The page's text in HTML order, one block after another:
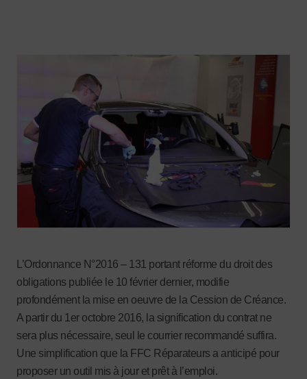
L’Ordonnance N°2016 – 131 portant réforme du droit des
obligations publiée le 10 février dernier, modifie
profondément la mise en oeuvre de la Cession de Créance.
A partir du 1 er octobre 2016, la signification du contrat ne
sera plus nécessaire, seul le courrier recommandé suffira.
Une simplification que la FFC Réparateurs a anticipé pour
proposer un outil mis à jour et prêt à l’emploi.